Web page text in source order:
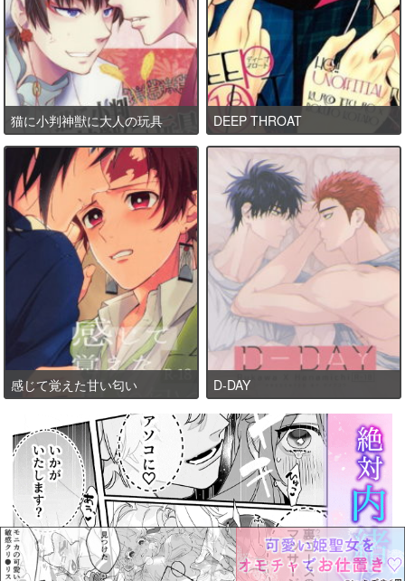
猫に小判神獣に大人の玩具 DEEP THROAT
感じて覚えた甘い匂い D-DAY